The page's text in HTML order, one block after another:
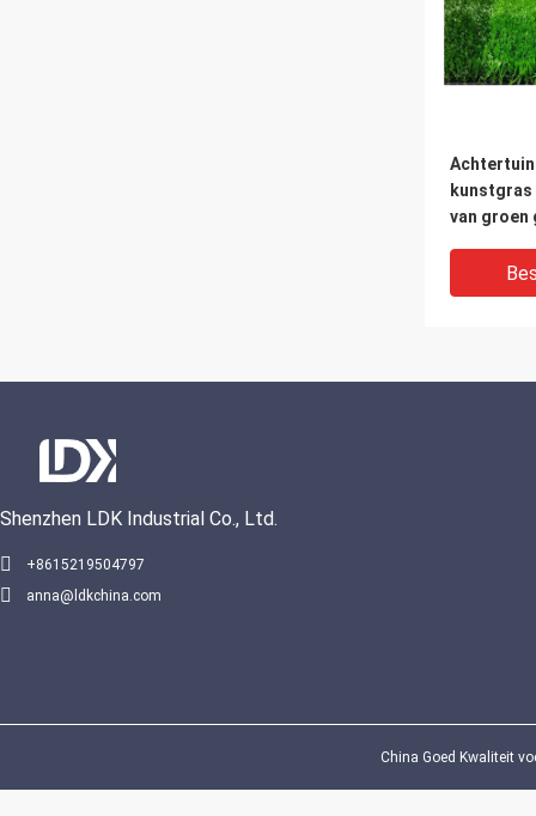
van groen
Shenzhen LDK Industrial Co., Ltd.
+8615219504797
anna@ldkchina.com
China Goed Kwaliteit